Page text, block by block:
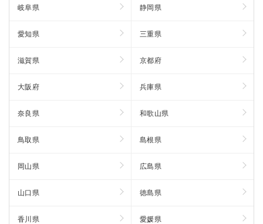
岐阜県 静岡県
愛知県 三重県
滋賀県 京都府
大阪府 兵庫県
奈良県 和歌山県
鳥取県 島根県
岡山県 広島県
山口県 徳島県
香川県 愛媛県